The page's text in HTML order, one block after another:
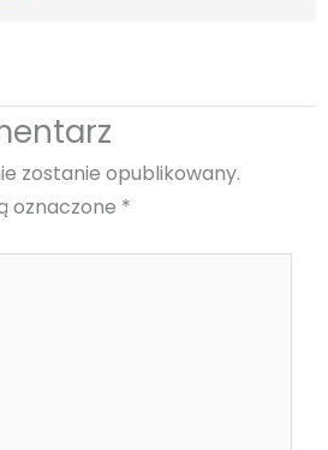
zostanie opublikowany.
oznaczone *